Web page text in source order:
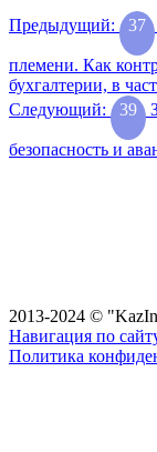
Навигация
записям
Предыдущий: 37
племени. Как
бухгалтерии, в
Следующий:
39
безопасность и
2013-2024 ©
Навигация по
Политика